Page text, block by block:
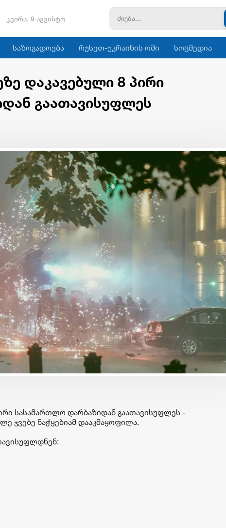
კვირა, 9 აგვისტო
საზოგადოება რუსეთ-უკრაინის ომი სოცმედია
დაკავებული 8 პირი
გაათავისუფლეს
სასამართლო დარბაზიდან გაათავისუფლეს -
ჯვებე ნაჭყებიამ დააკმაყოფილა.
ბიზნესი & ეკონომიკა
Wine Square X Lunatic
ერთმანეთის
მხარდასაჭერად | მცირე
ბიზნესის ჯაჭვი
ბიზნესი & ეკონომიკა
საქართველოს ბანკის
მობილბანკის მორიგი
განახლება - ახალი
შესაძლებლობები